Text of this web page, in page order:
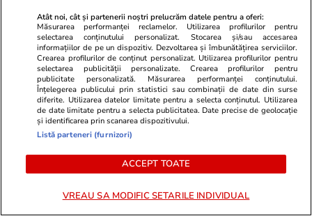
guvernanți: „Lumea, dacă vrea
să vadă ce înseamnă să fii
prost, se uită la România”.
Miniștrii de la Energie, „niște
panarame”
Politică
Traian Băsescu îi cere lui Ilie
PSD: „Trebuie să plătească ce
Atât noi, cât și partenerii noștri prelucrăm datele pentru a oferi:
Măsurarea performanței reclamelor. Utilizarea profilurilor pentru
selectarea conținutului personalizat. Stocarea și/sau accesarea
informațiilor de pe un dispozitiv. Dezvoltarea și îmbunătățirea serviciilor.
Crearea profilurilor de conținut personalizat. Utilizarea profilurilor pentru
selectarea publicității personalizate. Crearea profilurilor pentru
publicitate personalizată. Măsurarea performanței conținutului.
Înțelegerea publicului prin statistici sau combinații de date din surse
diferite. Utilizarea datelor limitate pentru a selecta conținutul. Utilizarea
de date limitate pentru a selecta publicitatea. Date precise de geolocație
și identificarea prin scanarea dispozitivului.
Listă parteneri (furnizori)
ACCEPT TOATE
VREAU SA MODIFIC SETARILE INDIVIDUAL